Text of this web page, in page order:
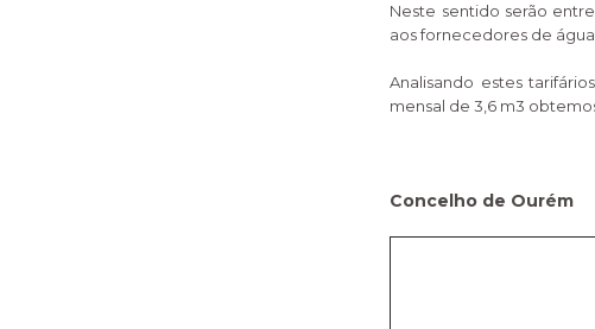
Neste sentido serão
aos fornecedores de
Analisando estes
mensal de 3,6 m3
Concelho de Ourém